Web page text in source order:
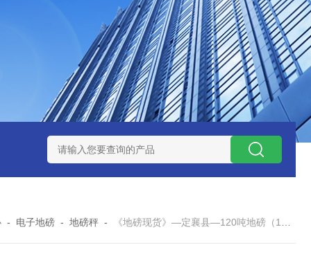
SCS-18米120吨玉环装一台16米100吨地磅多少钱？
- 电子地磅 -地磅秤 - 《地磅现货》—定襄县—120吨地磅（15米）